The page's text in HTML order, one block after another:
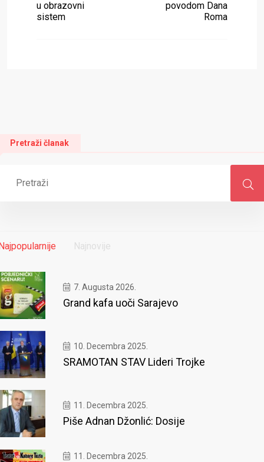
u obrazovni
sistem
povodom Dana
Roma
Pretraži članak
Najnovije
7. Augusta 2026.
Grand kafa uoči Sarajevo
10. Decembra 2025.
SRAMOTAN STAV Lideri Trojke
11. Decembra 2025.
Piše Adnan Džonlić: Dosije
11. Decembra 2025.